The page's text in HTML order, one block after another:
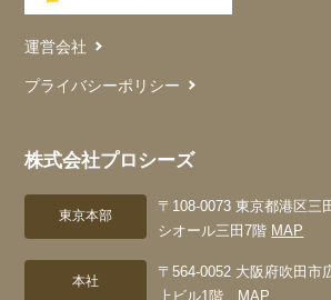
運営会社
プライバシーポリシー
株式会社プロシーズ
東京本部
〒108-0073 東京都港区三
シオール三田7階 MAP
本社
〒564-0052 大阪府吹田市
上ビル1階
MAP